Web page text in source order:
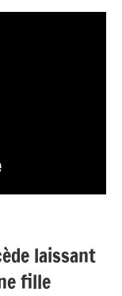
laissant
fille